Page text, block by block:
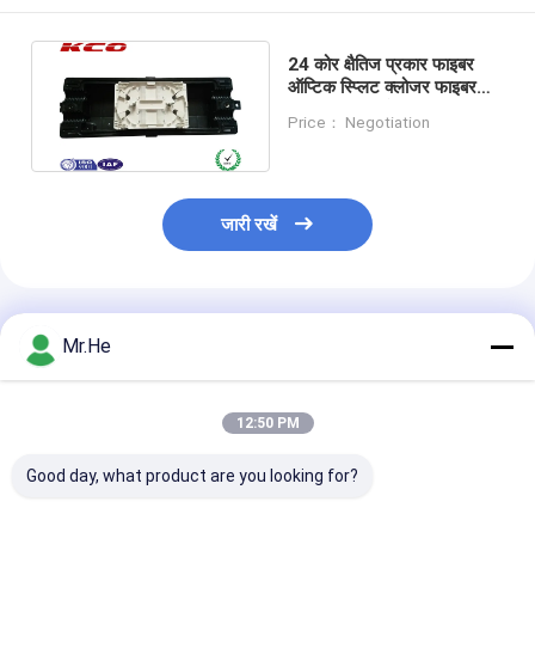
24 कोर क्षैतिज प्रकार फाइबर
ऑप्टिक स्प्लिट क्लोजर फाइबर
एफटीटीएच
Price： Negotiation
जारी रखें
अनुशंसित उत्पाद
Mr.He
12:50 PM
Good day, what product are you looking for?